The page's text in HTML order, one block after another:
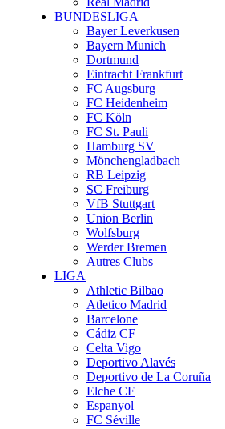
BUNDESLIGA
Bayer Leverkusen
Bayern Munich
Dortmund
Eintracht Frankfurt
FC Augsburg
FC Heidenheim
FC Köln
FC St. Pauli
Hamburg SV
Mönchengladbach
RB Leipzig
SC Freiburg
VfB Stuttgart
Union Berlin
Wolfsburg
Werder Bremen
Autres Clubs
LIGA
Athletic Bilbao
Atletico Madrid
Barcelone
Cádiz CF
Celta Vigo
Deportivo Alavés
Deportivo de La Coruña
Elche CF
Espanyol
FC Séville